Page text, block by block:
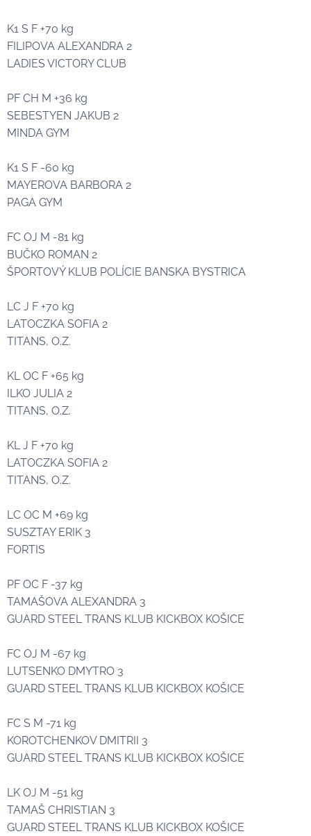
K1 S F +70 kg
FILIPOVA ALEXANDRA 2🥈
LADIES VICTORY CLUB
PF CH M +36 kg
SEBESTYEN JAKUB 2🥈
MINDA GYM
K1 S F -60 kg
MAYEROVA BARBORA 2🥈
PAGA GYM
FC OJ M -81 kg
BUČKO ROMAN 2🥈
ŠPORTOVÝ KLUB POLÍCIE BANSKA BYSTRICA
LC J F +70 kg
LATOCZKA SOFIA 2🥈
TITANS, O.Z.
KL OC F +65 kg
ILKO JULIA 2🥈
TITANS, O.Z.
KL J F +70 kg
LATOCZKA SOFIA 2🥈
TITANS, O.Z.
LC OC M +69 kg
SUSZTAY ERIK 3🥉
FORTIS
PF OC F -37 kg
TAMAŠOVA ALEXANDRA 3🥉
GUARD STEEL TRANS KLUB KICKBOX KOŠICE
FC OJ M -67 kg
LUTSENKO DMYTRO 3🥉
GUARD STEEL TRANS KLUB KICKBOX KOŠICE
FC S M -71 kg
KOROTCHENKOV DMITRII 3🥉
GUARD STEEL TRANS KLUB KICKBOX KOŠICE
LK OJ M -51 kg
TAMAŠ CHRISTIAN 3🥉
GUARD STEEL TRANS KLUB KICKBOX KOŠICE